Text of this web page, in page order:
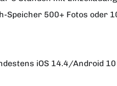
Speicher 500+ Fotos oder
iOS 14.4/Android 10